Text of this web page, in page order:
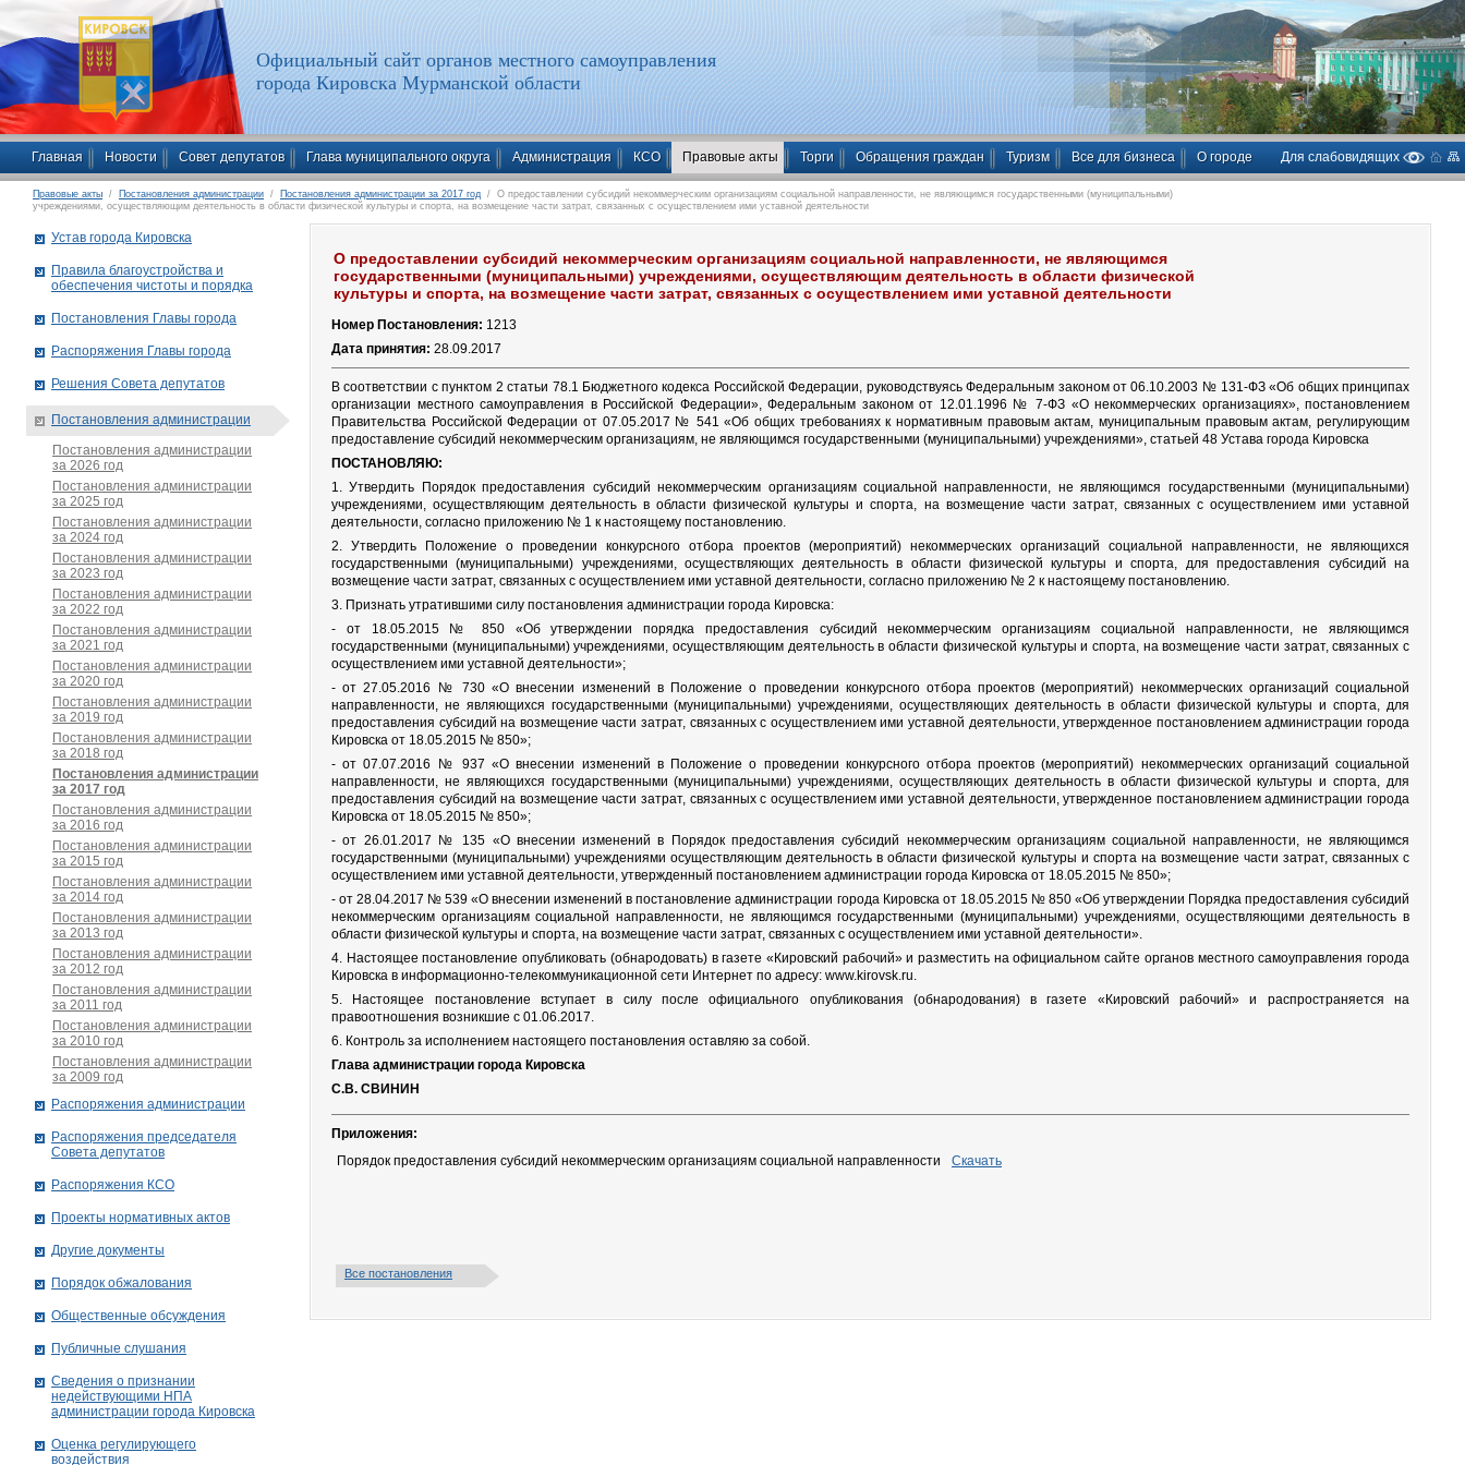
Официальный сайт органов местного самоуправления
города Кировска Мурманской области
Главная Новости Совет депутатов Глава муниципального округа Администрация КСО Правовые акты Торги Обращения граждан Туризм Все для бизнеса О городе Для слабовидящих
Правовые акты / Постановления администрации / Постановления администрации за 2017 год / О предоставлении субсидий некоммерческим организациям социальной направленности, не являющимся государственными (муниципальными)
учреждениями, осуществляющим деятельность в области физической культуры и спорта, на возмещение части затрат, связанных с осуществлением ими уставной деятельности
О предоставлении субсидий некоммерческим организациям социальной направленности, не являющимся
государственными (муниципальными) учреждениями, осуществляющим деятельность в области физической
культуры и спорта, на возмещение части затрат, связанных с осуществлением ими уставной деятельности
Номер Постановления: 1213
Дата принятия: 28.09.2017
В соответствии с пунктом 2 статьи 78.1 Бюджетного кодекса Российской Федерации, руководствуясь Федеральным законом от 06.10.2003 № 131-ФЗ «Об общих принципах
организации местного самоуправления в Российской Федерации», Федеральным законом от 12.01.1996 № 7-ФЗ «О некоммерческих организациях», постановлением
Правительства Российской Федерации от 07.05.2017 № 541 «Об общих требованиях к нормативным правовым актам, муниципальным правовым актам, регулирующим
предоставление субсидий некоммерческим организациям, не являющимся государственными (муниципальными) учреждениями», статьей 48 Устава города Кировска
ПОСТАНОВЛЯЮ:
1. Утвердить Порядок предоставления субсидий некоммерческим организациям социальной направленности, не являющимся государственными (муниципальными)
учреждениями, осуществляющим деятельность в области физической культуры и спорта, на возмещение части затрат, связанных с осуществлением ими уставной
деятельности, согласно приложению № 1 к настоящему постановлению.
2. Утвердить Положение о проведении конкурсного отбора проектов (мероприятий) некоммерческих организаций социальной направленности, не являющихся
государственными (муниципальными) учреждениями, осуществляющих деятельность в области физической культуры и спорта, для предоставления субсидий на
возмещение части затрат, связанных с осуществлением ими уставной деятельности, согласно приложению № 2 к настоящему постановлению.
3. Признать утратившими силу постановления администрации города Кировска:
- от 18.05.2015 № 850 «Об утверждении порядка предоставления субсидий некоммерческим организациям социальной направленности, не являющимся
государственными (муниципальными) учреждениями, осуществляющим деятельность в области физической культуры и спорта, на возмещение части затрат, связанных с
осуществлением ими уставной деятельности»;
- от 27.05.2016 № 730 «О внесении изменений в Положение о проведении конкурсного отбора проектов (мероприятий) некоммерческих организаций социальной
направленности, не являющихся государственными (муниципальными) учреждениями, осуществляющих деятельность в области физической культуры и спорта, для
предоставления субсидий на возмещение части затрат, связанных с осуществлением ими уставной деятельности, утвержденное постановлением администрации города
Кировска от 18.05.2015 № 850»;
- от 07.07.2016 № 937 «О внесении изменений в Положение о проведении конкурсного отбора проектов (мероприятий) некоммерческих организаций социальной
направленности, не являющихся государственными (муниципальными) учреждениями, осуществляющих деятельность в области физической культуры и спорта, для
предоставления субсидий на возмещение части затрат, связанных с осуществлением ими уставной деятельности, утвержденное постановлением администрации города
Кировска от 18.05.2015 № 850»;
- от 26.01.2017 № 135 «О внесении изменений в Порядок предоставления субсидий некоммерческим организациям социальной направленности, не являющимся
государственными (муниципальными) учреждениями осуществляющим деятельность в области физической культуры и спорта на возмещение части затрат, связанных с
осуществлением ими уставной деятельности, утвержденный постановлением администрации города Кировска от 18.05.2015 № 850»;
- от 28.04.2017 № 539 «О внесении изменений в постановление администрации города Кировска от 18.05.2015 № 850 «Об утверждении Порядка предоставления субсидий
некоммерческим организациям социальной направленности, не являющимся государственными (муниципальными) учреждениями, осуществляющими деятельность в
области физической культуры и спорта, на возмещение части затрат, связанных с осуществлением ими уставной деятельности».
4. Настоящее постановление опубликовать (обнародовать) в газете «Кировский рабочий» и разместить на официальном сайте органов местного самоуправления города
Кировска в информационно-телекоммуникационной сети Интернет по адресу: www.kirovsk.ru.
5. Настоящее постановление вступает в силу после официального опубликования (обнародования) в газете «Кировский рабочий» и распространяется на
правоотношения возникшие с 01.06.2017.
6. Контроль за исполнением настоящего постановления оставляю за собой.
Глава администрации города Кировска
С.В. СВИНИН
Приложения:
Порядок предоставления субсидий некоммерческим организациям социальной направленности
Скачать
Все постановления
Устав города Кировска
Правила благоустройства и
обеспечения чистоты и порядка
Постановления Главы города
Распоряжения Главы города
Решения Совета депутатов
Постановления администрации
Постановления администрации
за 2026 год
Постановления администрации
за 2025 год
Постановления администрации
за 2024 год
Постановления администрации
за 2023 год
Постановления администрации
за 2022 год
Постановления администрации
за 2021 год
Постановления администрации
за 2020 год
Постановления администрации
за 2019 год
Постановления администрации
за 2018 год
Постановления администрации
за 2017 год
Постановления администрации
за 2016 год
Постановления администрации
за 2015 год
Постановления администрации
за 2014 год
Постановления администрации
за 2013 год
Постановления администрации
за 2012 год
Постановления администрации
за 2011 год
Постановления администрации
за 2010 год
Постановления администрации
за 2009 год
Распоряжения администрации
Распоряжения председателя
Совета депутатов
Распоряжения КСО
Проекты нормативных актов
Другие документы
Порядок обжалования
Общественные обсуждения
Публичные слушания
Сведения о признании
недействующими НПА
администрации города Кировскa
Оценка регулирующего
воздействия